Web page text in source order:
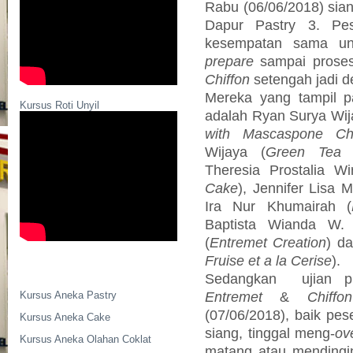
Kursus Roti Unyil
Kursus Aneka Pastry
Kursus Aneka Cake
Kursus Aneka Olahan Coklat
Rabu (06/06/2018)
Dapur Pastry 3.
kesempatan sama
prepare sampai
Chiffon setengah jadi
Mereka yang tampil
adalah Ryan Surya
with Mascaspone
Wijaya (Green Tea
Theresia Prostalia
Cake), Jennifer Lisa
Ira Nur Khumairah (
Baptista Wianda
(Entremet Creation)
Fruise et a la Cerise).
Sedangkan
ujian
Entremet& Chiffon
(07/06/2018), baik
siang, tinggal meng-